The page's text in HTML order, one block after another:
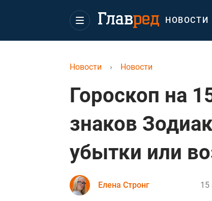
НОВОСТИ
Новости › Новости
Гороскоп на
знаков
убытки или
Елена Стронг 15